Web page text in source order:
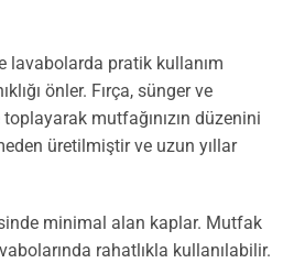
lavabolarda pratik kullanım
önler. Fırça, sünger ve
mutfağınızın düzenini
üretilmiştir ve uzun yıllar
minimal alan kaplar. Mutfak
rahatlıkla kullanılabilir.